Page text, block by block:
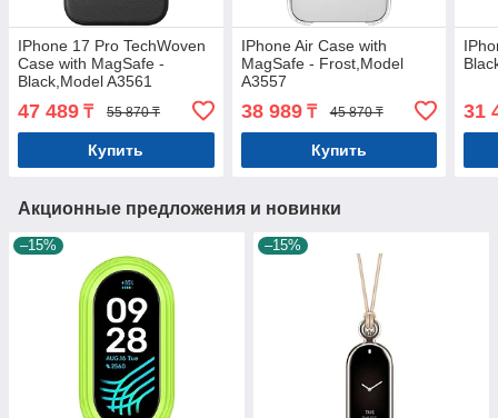
IPhone 17 Pro TechWoven
Case with MagSafe -
Black,Model A3561
47 489 ₸ 55 870 ₸
Купить
IPhone Air Case with
MagSafe - Frost,Model
A3557
38 989₸ 45 870 ₸
Купить
31
Акционные предложения и новинки
–15% –15%